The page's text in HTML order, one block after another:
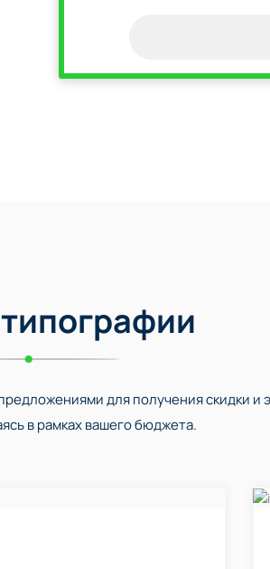
для получения скидки и
в рамках вашего бюджета.